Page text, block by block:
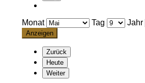
Monat Tag Jahr
Zurück
Heute
Weiter